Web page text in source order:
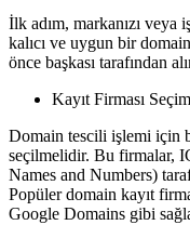
İlk adım, markanızı veya
kalıcı ve uygun bir
önce başkası tarafından
Kayıt Firması
Domain tescili işlemi için
seçilmelidir. Bu firmalar,
Names and Numbers)
Popüler domain kayıt
Google Domains gibi